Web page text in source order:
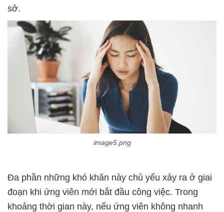
image5.png
đoạn khi ứng viên mới bắt đầu công việc. Trong
khoảng thời gian này, nếu ứng viên không nhanh